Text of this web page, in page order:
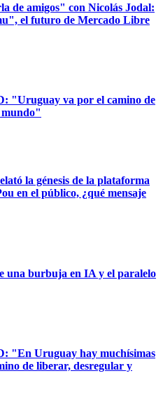
de amigos" con Nicolás Jodal:
el futuro de Mercado Libre
"Uruguay va por el camino de
mundo"
la génesis de la plataforma
en el público, ¿qué mensaje
una burbuja en IA y el paralelo
"En Uruguay hay muchísimas
de liberar, desregular y